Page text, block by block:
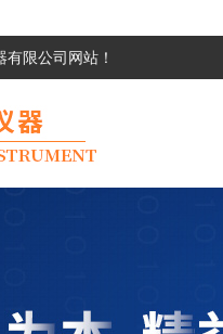
限公司网站！